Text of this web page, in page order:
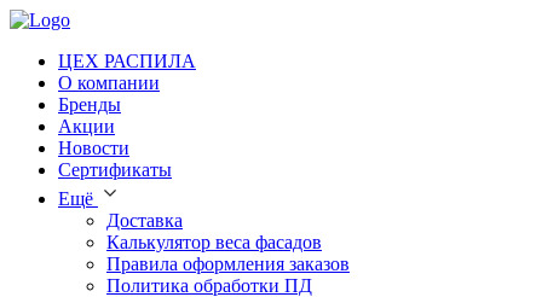
ЦЕХ РАСПИЛА
О компании
Бренды
Акции
Новости
Сертификаты
Ещё
Доставка
Калькулятор веса фасадов
Правила оформления заказов
Политика обработки ПД